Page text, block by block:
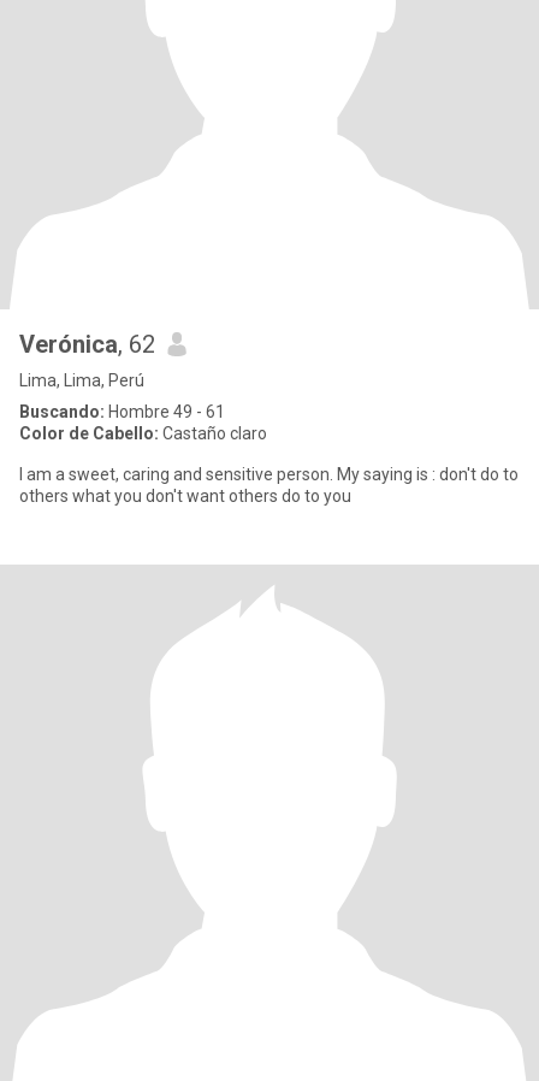
Verónica, 62
Lima, Lima, Perú
Buscando: Hombre 49 - 61
Color de Cabello: Castaño claro
I am a sweet, caring and sensitive person. My saying is : don't do to
others what you don't want others do to you